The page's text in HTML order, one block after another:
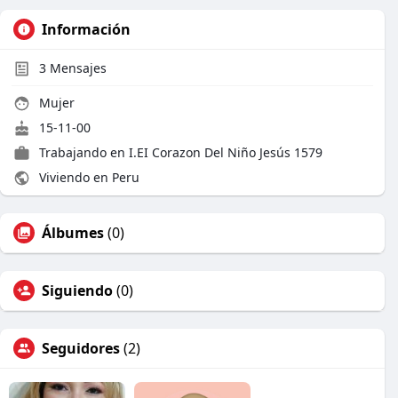
Información
3 Mensajes
Mujer
15-11-00
Trabajando en I.EI Corazon Del Niño Jesús 1579
Viviendo en Peru
Álbumes(0)
Siguiendo(0)
Seguidores(2)